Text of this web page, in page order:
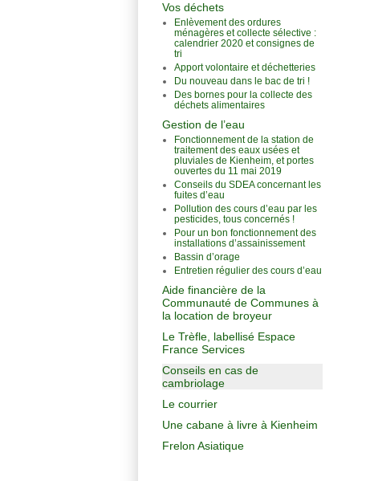
Vos déchets
Enlèvement des ordures
ménagères et collecte sélective :
calendrier 2020 et consignes de
tri
Apport volontaire et déchetteries
Du nouveau dans le bac de tri !
Des bornes pour la collecte des
déchets alimentaires
Gestion de l’eau
Fonctionnement de la station de
traitement des eaux usées et
pluviales de Kienheim, et portes
ouvertes du 11 mai 2019
Conseils du SDEA concernant les
fuites d’eau
Pollution des cours d’eau par les
pesticides, tous concernés !
Pour un bon fonctionnement des
installations d’assainissement
Bassin d’orage
Entretien régulier des cours d’eau
Aide financière de la
Communauté de Communes à
la location de broyeur
Le Trèfle, labellisé Espace
France Services
Conseils en cas de
cambriolage
Le courrier
Une cabane à livre à Kienheim
Frelon Asiatique